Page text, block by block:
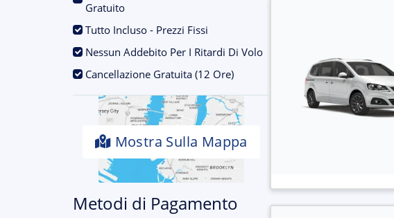
Gratuito
Tutto Incluso - Prezzi Fissi
Nessun Addebito Per I Ritardi Di Volo
Cancellazione Gratuita (12 Ore)
Mostra Sulla Mappa
Metodi di Pagamento